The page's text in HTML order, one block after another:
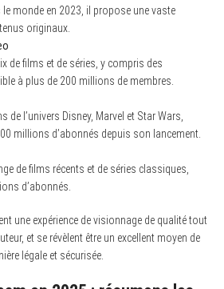
le monde en 2023, il propose une vaste
originaux.
de films et de séries, y compris des
à plus de 200 millions de membres.
de l’univers Disney, Marvel et Star Wars,
millions d’abonnés depuis son lancement.
de films récents et de séries classiques,
d’abonnés.
une expérience de visionnage de qualité tout
et se révèlent être un excellent moyen de
légale et sécurisée.